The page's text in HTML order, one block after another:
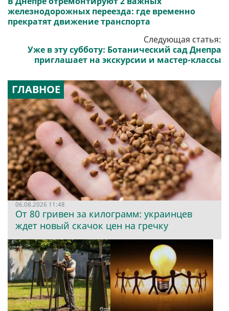
железнодорожных переезда: где временно
прекратят движение транспорта
Следующая статья:
Уже в эту субботу: Ботанический сад Днепра
приглашает на экскурсии и мастер-классы
ГЛАВНОЕ
06.08.2026 11:48
От 80 гривен за килограмм: украинцев
ждет новый скачок цен на гречку